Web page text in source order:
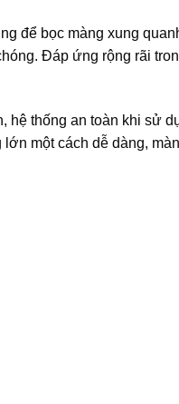
để bọc màng xung
Đáp ứng rộng rãi
hệ thống an toàn khi sử
một cách dễ dàng,